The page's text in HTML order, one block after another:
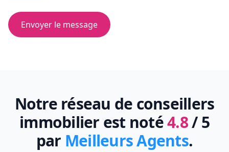
Envoyer le message
Notre réseau de conseillers
immobilier est noté4.8/ 5
par Meilleurs Agents.